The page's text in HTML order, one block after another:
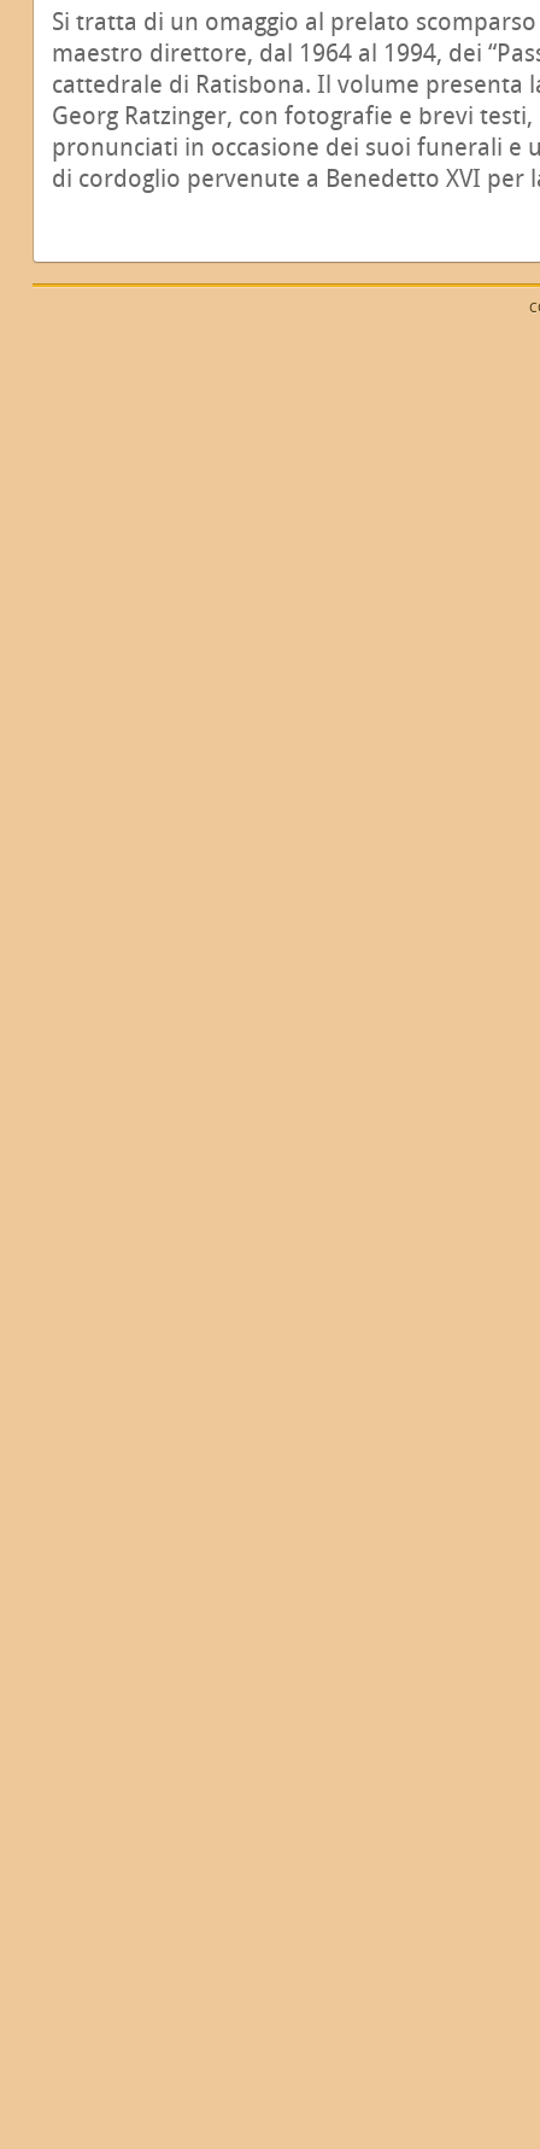
Si tratta di un omaggio al prelato
maestro direttore, dal 1964 al 1994, dei
cattedrale di Ratisbona. Il volume presenta
Georg Ratzinger, con fotografie e brevi
pronunciati in occasione dei suoi funerali e
di cordoglio pervenute a Benedetto XVI per